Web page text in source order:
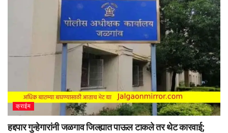
क्राईम
हद्दपार गुन्हेगारांनी जळगाव जिल्ह्यात पाऊल टाकले तर थेट कारवाई;